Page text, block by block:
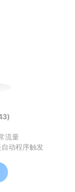
流量
动程序触发